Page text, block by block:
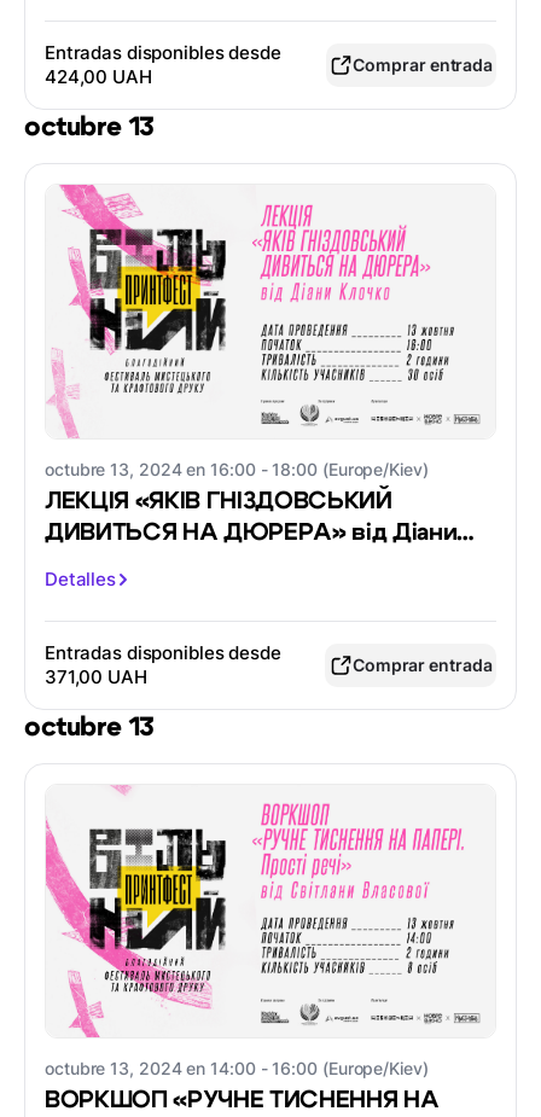
Entradas disponibles desde
424,00 UAH
Comprar entrada
octubre 13
octubre 13, 2024 en 16:00 - 18:00 (Europe/Kiev)
ЛЕКЦІЯ «ЯКІВ ГНІЗДОВСЬКИЙ
ДИВИТЬСЯ НА ДЮРЕРА» від Діани
Detalles
Entradas disponibles desde
371,00 UAH
Comprar entrada
octubre 13
octubre 13, 2024 en 14:00 - 16:00 (Europe/Kiev)
ВОРКШОП «РУЧНЕ ТИСНЕННЯ НА